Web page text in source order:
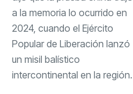
a la memoria lo ocurrido en
2024, cuando el Ejército
Popular de Liberación lanzó
un misil balístico
intercontinental en la región.